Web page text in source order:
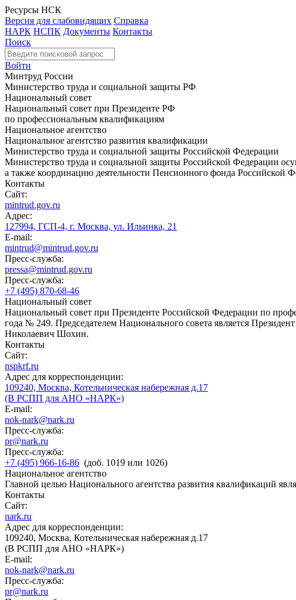
Ресурсы НСК
Версия для слабовидящих Справка
НАРК НСПК Документы Контакты
Поиск
Войти
Минтруд России
Министерство труда и социальной защиты РФ
Национальный совет
Национальный совет при Президенте РФ
по профессиональным квалификациям
Национальное агентство
Национальное агентство развития квалификации
Министерство труда и социальной защиты Российской Федерации
Министерство труда и социальной защиты Российской Федерации
а также координацию деятельности Пенсионного фонда Российской
Контакты
Сайт:
mintrud.gov.ru
Адрес:
127994, ГСП-4, г. Москва, ул. Ильинка, 21
E-mail:
mintrud@mintrud.gov.ru
Пресс-служба:
pressa@mintrud.gov.ru
Пресс-служба:
+7 (495) 870-68-46
Национальный совет
Национальный совет при Президенте Российской Федерации по
года № 249. Председателем Национального совета является
Николаевич Шохин.
Контакты
Сайт:
nspkrf.ru
Адрес для корреспонденции:
109240, Москва, Котельническая набережная д.17
(В РСПП для АНО «НАРК»)
E-mail:
nok-nark@nark.ru
Пресс-служба:
pr@nark.ru
Пресс-служба:
+7 (495) 966-16-86 (доб. 1019 или 1026)
Национальное агентство
Главной целью Национального агентства развития квалификаций
Контакты
Сайт:
nark.ru
Адрес для корреспонденции:
109240, Москва, Котельническая набережная д.17
(В РСПП для АНО «НАРК»)
E-mail:
nok-nark@nark.ru
Пресс-служба:
pr@nark.ru